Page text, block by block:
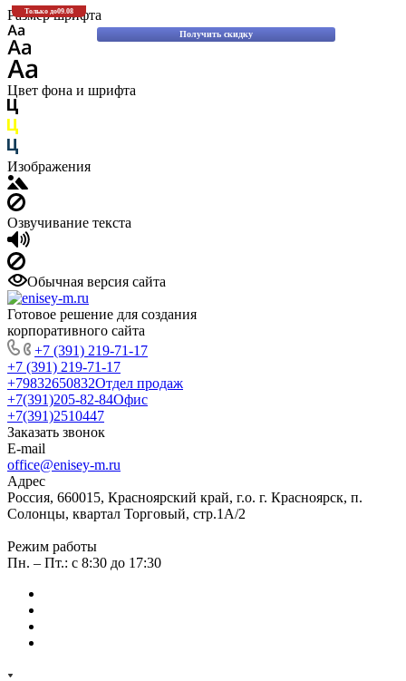
Только до09.08
Получить скидку
Размер шрифта
Цвет фона и шрифта
Изображения
Озвучивание текста
Обычная версия сайта
Готовое решение для создания
корпоративного сайта
+7 (391) 219-71-17
+7 (391) 219-71-17
+79832650832Отдел продаж
+7(391)205-82-84Офис
+7(391)2510447
Заказать звонок
E-mail
office@enisey-m.ru
Адрес
Россия, 660015, Красноярский край, г.о. г. Красноярск, п.
Солонцы, квартал Торговый, стр.1А/2
Режим работы
Пн. – Пт.: c 8:30 до 17:30